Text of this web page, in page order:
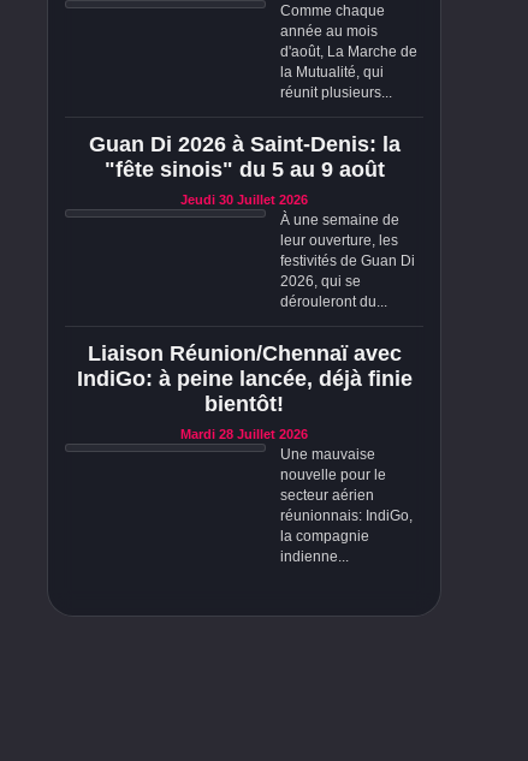
Comme chaque
année au mois
d'août, La Marche de
la Mutualité, qui
réunit plusieurs...
Guan Di 2026 à Saint-Denis: la
"fête sinois" du 5 au 9 août
Jeudi 30 Juillet 2026
À une semaine de
leur ouverture, les
festivités de Guan Di
2026, qui se
dérouleront du...
Liaison Réunion/Chennaï avec
IndiGo: à peine lancée, déjà finie
bientôt!
Mardi 28 Juillet 2026
Une mauvaise
nouvelle pour le
secteur aérien
réunionnais: IndiGo,
la compagnie
indienne...